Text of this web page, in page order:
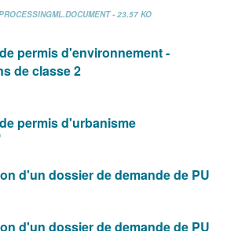
- 23.57 KO
permis d'environnement -
de classe 2
permis d'urbanisme
d'un dossier de demande de PU
d'un dossier de demande de PU